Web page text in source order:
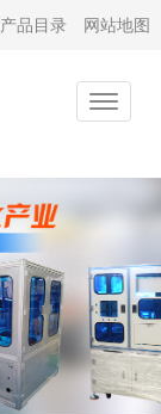
产品目录 网站地图